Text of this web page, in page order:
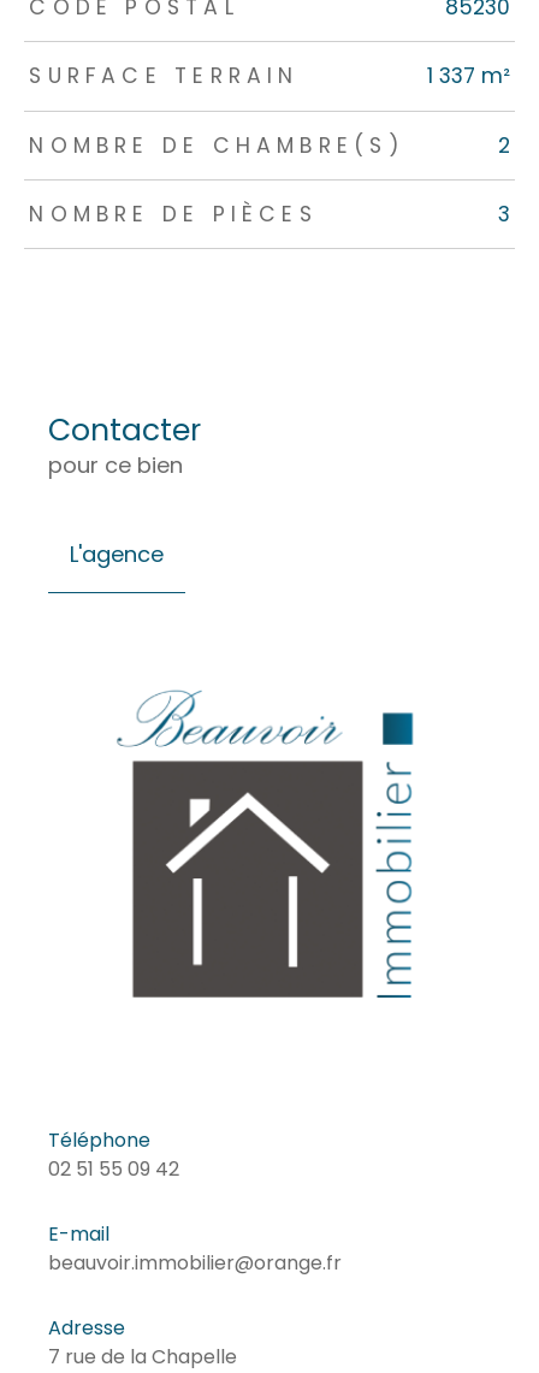
CODE POSTAL 85230
SURFACE TERRAIN 1 337 m²
NOMBRE DE CHAMBRE(S) 2
NOMBRE DE PIÈCES 3
Contacter
pour ce bien
L'agence
Téléphone
02 51 55 09 42
E-mail
beauvoir.immobilier@orange.fr
Adresse
7 rue de la Chapelle